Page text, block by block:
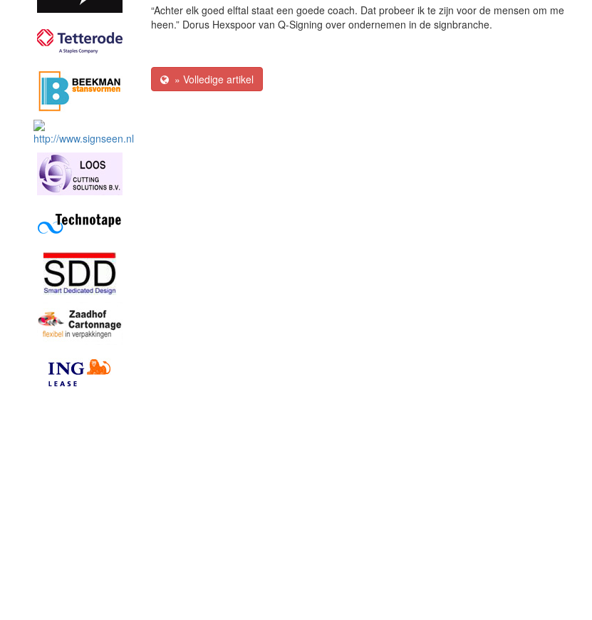
“Achter elk goed elftal staat een goede coach. Dat probeer ik te zijn voor de mensen om me
heen.” Dorus Hexspoor van Q-Signing over ondernemen in de signbranche.
» Volledige artikel